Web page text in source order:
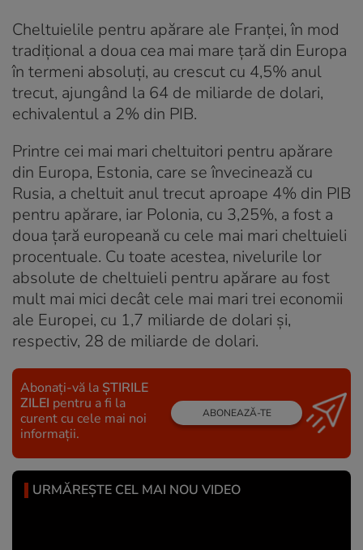
Cheltuielile pentru apărare ale Franței, în mod
tradițional a doua cea mai mare țară din Europa
în termeni absoluți, au crescut cu 4,5% anul
trecut, ajungând la 64 de miliarde de dolari,
echivalentul a 2% din PIB.
Printre cei mai mari cheltuitori pentru apărare
din Europa, Estonia, care se învecinează cu
Rusia, a cheltuit anul trecut aproape 4% din PIB
pentru apărare, iar Polonia, cu 3,25%, a fost a
doua țară europeană cu cele mai mari cheltuieli
procentuale. Cu toate acestea, nivelurile lor
absolute de cheltuieli pentru apărare au fost
mult mai mici decât cele mai mari trei economii
ale Europei, cu 1,7 miliarde de dolari și,
respectiv, 28 de miliarde de dolari.
Abonați-vă la ȘTIRILE
ZILEI pentru a fi la
curent cu cele mai noi
informații.
ABONEAZĂ-TE
URMĂREȘTE CEL MAI NOU VIDEO